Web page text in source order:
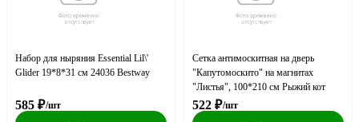
Набор для ныряния Essential Lil\'
Glider 19*8*31 см 24036 Bestway
585 ₽/шт
Сетка антимоскитная на дверь
"Капутомоскито" на магнитах
"Листья", 100*210 см Рыжий кот
522 ₽/шт